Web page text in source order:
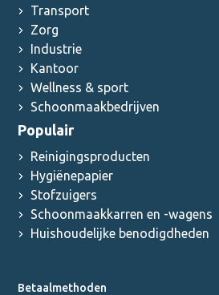
Transport
Zorg
Industrie
Kantoor
Wellness & sport
Schoonmaakbedrijven
Populair
Reinigingsproducten
Hygiënepapier
Stofzuigers
Schoonmaakkarren en -wagens
Huishoudelijke benodigdheden
Betaalmethoden